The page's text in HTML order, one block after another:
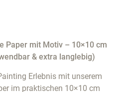
Paper mit Motiv – 10×10 cm
& extra langlebig)
Erlebnis mit unserem
im praktischen 10×10 cm